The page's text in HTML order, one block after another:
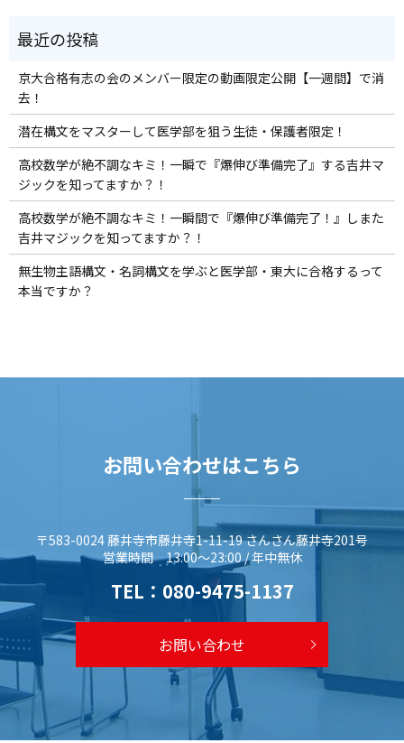
京大合格有志の会のメンバー限定の動画限定公開【一週間】で消
去！
潜在構文をマスターして医学部を狙う生徒・保護者限定！
高校数学が絶不調なキミ！一瞬で『爆伸び準備完了』する吉井マ
ジックを知ってますか？！
高校数学が絶不調なキミ！一瞬間で『爆伸び準備完了！』しまた
吉井マジックを知ってますか？！
無生物主語構文・名詞構文を学ぶと医学部・東大に合格するって
本当ですか？
お問い合わせはこちら
〒583-0024 藤井寺市藤井寺1-11-19 さんさん藤井寺201号
営業時間 13:00～23:00 / 年中無休
TEL： 080-9475-1137
お問い合わせ